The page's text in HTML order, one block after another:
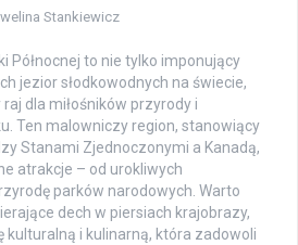
Stankiewicz
Północnej to nie tylko imponujący
jezior słodkowodnych na świecie,
dla miłośników przyrody i
Ten malowniczy region, stanowiący
Stanami Zjednoczonymi a Kanadą,
atrakcje – od urokliwych
parków narodowych. Warto
dech w piersiach krajobrazy,
kulturalną i kulinarną, która zadowoli